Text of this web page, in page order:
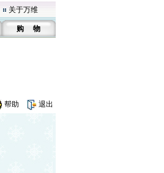
关于万维
购 物
帮助 退出